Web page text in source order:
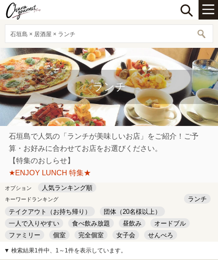
石垣島 × 居酒屋 × ランチ
ランチ
石垣島で人気の「ランチが美味しいお店」をご紹介！ご予
算・お好みに合わせてお店をお選びください。
【特集のおしらせ】
★ENJOY LUNCH 特集★
オプション 人気ランキング順
キーワードランキング
ランチ
テイクアウト（お持ち帰り）
団体（20名様以上）
一人で入りやすい
食べ飲み放題 昼飲み
オードブル
ファミリー
個室 完全個室 女子会
せんべろ
キッズルーム
安い デート
▼ 検索結果1件中、1～1件を表示しています。